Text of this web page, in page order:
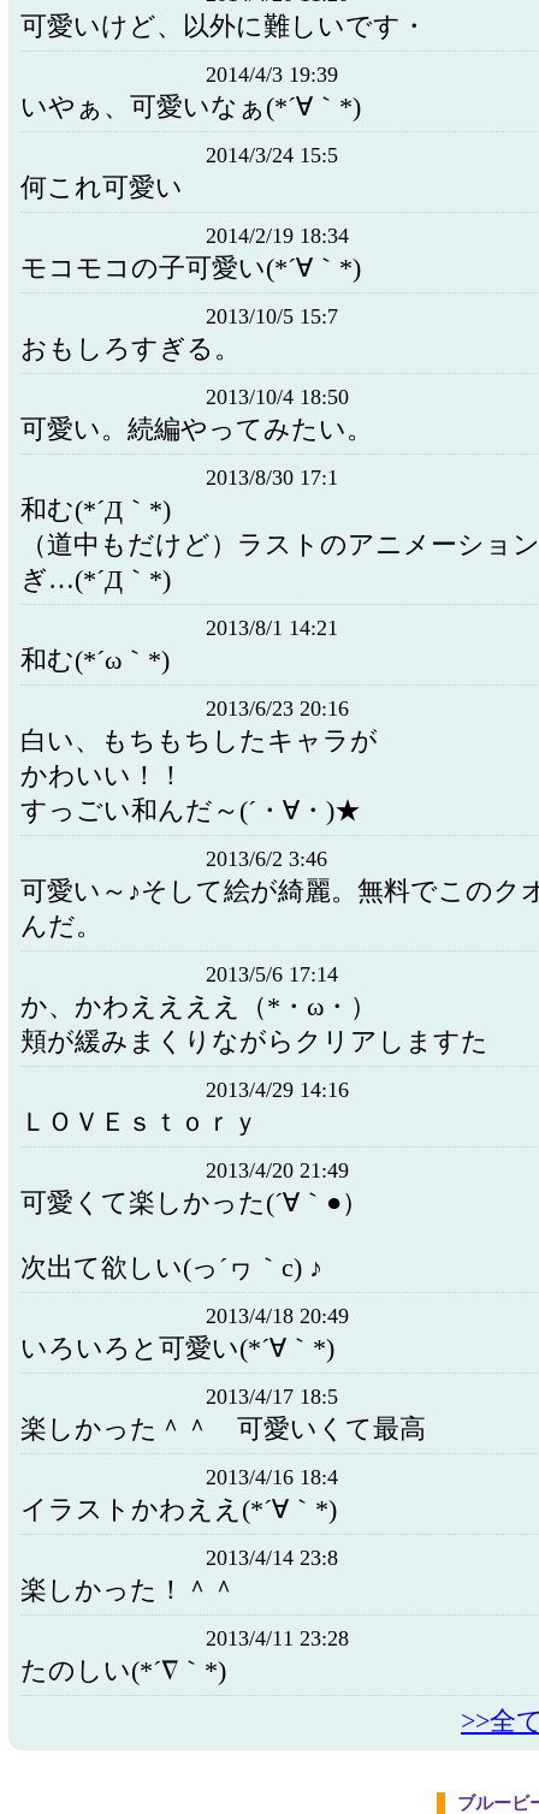
可愛いけど、以外に難しいです・
2014/4/3 19:39
いやぁ、可愛いなぁ(*´∀｀*)
2014/3/24 15:5
何これ可愛い
2014/2/19 18:34
モコモコの子可愛い(*´∀｀*)
2013/10/5 15:7
おもしろすぎる。
2013/10/4 18:50
可愛い。続編やってみたい。
2013/8/30 17:1
和む(*´Д｀*)
（道中もだけど）ラストのアニメーショ
ぎ…(*´Д｀*)
2013/8/1 14:21
和む(*´ω｀*)
2013/6/23 20:16
白い、もちもちしたキャラが
かわいい！！
すっごい和んだ～(´・∀・)★
2013/6/2 3:46
可愛い～♪そして絵が綺麗。無料でこのク
んだ。
2013/5/6 17:14
か、かわええええ（*・ω・）
頬が緩みまくりながらクリアしますた
2013/4/29 14:16
ＬＯＶＥｓｔｏｒｙ
2013/4/20 21:49
可愛くて楽しかった(´∀｀●）
次出て欲しい(っ´ヮ｀c) ♪
2013/4/18 20:49
いろいろと可愛い(*´∀｀*)
2013/4/17 18:5
楽しかった＾＾ 可愛いくて最高
2013/4/16 18:4
イラストかわええ(*´∀｀*)
2013/4/14 23:8
楽しかった！＾＾
2013/4/11 23:28
たのしい(*´∇｀*)
>>全
ブルービ